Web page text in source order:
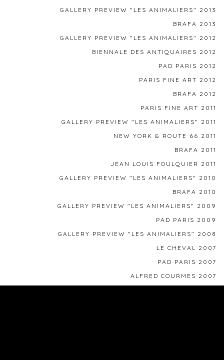
GALLERY PREVIEW "LES ANIMALIERS" 2013
BRAFA 2013
GALLERY PREVIEW "LES ANIMALIERS" 2012
BIENNALE DES ANTIQUAIRES 2012
PAD PARIS 2012
PARIS FINE ART 2012
BRAFA 2012
PARIS FINE ART 2011
GALLERY PREVIEW "LES ANIMALIERS" 2011
NEW YORK & ROUTE 66 2011
BRAFA 2011
JEAN LOUIS FOULQUIER 2011
GALLERY PREVIEW "LES ANIMALIERS" 2010
BRAFA 2010
GALLERY PREVIEW "LES ANIMALIERS" 2009
PAD PARIS 2009
GALLERY PREVIEW "LES ANIMALIERS" 2008
LE CHEVAL 2007
PAD PARIS 2007
ALFRED COURMES 2007